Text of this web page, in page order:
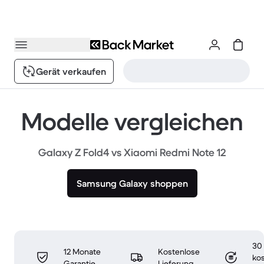
Gerät verkaufen
Modelle vergleichen
Galaxy Z Fold4 vs Xiaomi Redmi Note 12
Samsung Galaxy shoppen
12 Monate
Kostenlose
30